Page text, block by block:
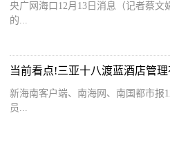
央广网海口12月13日消息（记者蔡文
的...
新海南客户端、南海网、南国都市报
员...